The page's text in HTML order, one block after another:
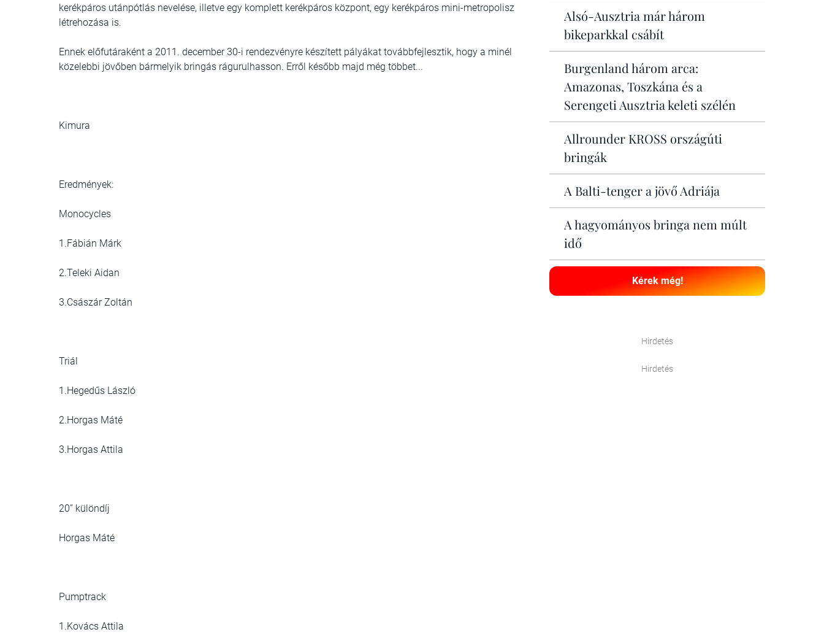
kerékpáros utánpótlás nevelése, illetve egy komplett kerékpáros központ, egy kerékpáros mini-metropolisz
létrehozása is.
Ennek előfutáraként a 2011. december 30-i rendezvényre készített pályákat továbbfejlesztik, hogy a minél
közelebbi jövőben bármelyik bringás rágurulhasson. Erről később majd még többet...
Kimura
Eredmények:
Monocycles
1.Fábián Márk
2.Teleki Aidan
3.Császár Zoltán
Triál
1.Hegedűs László
2.Horgas Máté
3.Horgas Attila
20” különdíj
Horgas Máté
Pumptrack
1.Kovács Attila
Alsó-Ausztria már három
bikeparkkal csábít
Burgenland három arca:
Amazonas, Toszkána és a
Serengeti Ausztria keleti szélén
Allrounder KROSS országúti
bringák
A Balti-tenger a jövő Adriája
A hagyományos bringa nem múlt
idő
Kérek még!
Hirdetés
Hirdetés